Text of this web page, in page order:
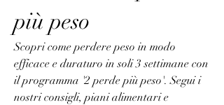
più peso
Scopri come perdere peso in modo
efficace e duraturo in soli 3 settimane con
il programma '2 perde più peso'. Segui i
nostri consigli, piani alimentari e